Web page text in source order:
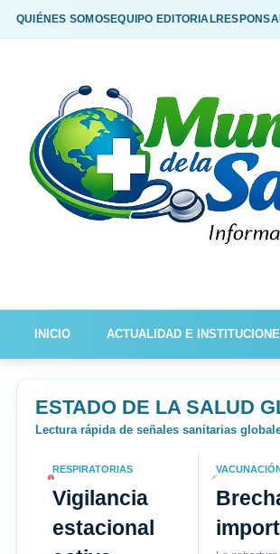
QUIÉNES SOMOSEQUIPO EDITORIAL
INICIO ACTUALIDAD E
ESTADO DE LA SALUD
Lectura rápida de señales sanitarias
RESPIRATORIAS
Vigilancia
estacional